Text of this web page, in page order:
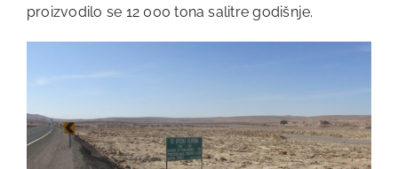
proizvodilo se 12 000 tona salitre godišnje.